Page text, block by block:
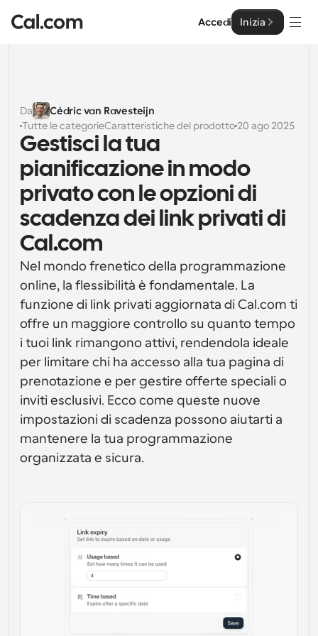
Accedi Inizia
Soluzioni
Per dimensione del team
Per individui
Pianificazione personale semplificata
Pianificazione collaborativa per gruppi
Caratteristiche potenti e integrazioni
Per le imprese
Soluzioni di programmazione a livello enterprise
Per caso
Reclutamento
Vendite
Istruzione
Supporto
Assistenza sanitaria
Impresa
Sviluppatore
Documentazione per Sviluppatori
Documentazione per la piattaforma Cal.com
API
Crea le tue integrazioni personalizzate con la nostra
API pubblica
Componenti di programmazione
Utilizza i nostri atomi react per aggiungere la
programmazione alla tua app
Crea Client OAuth
Integra Cal.com usando OAuth
Risorse
API
Crea le tue integrazioni personalizzate con la nostra
API pubblica
Integra con le tue app preferite
Eventi Collettivi
Pianifica eventi con più partecipanti
Documentazione di supporto
Hai bisogno di saperne di più sul nostro sistema?
Incorpora Cal.com nel tuo sito web
Fuori ufficio
Pianifica il tempo libero con facilità
Pagamenti
Cal.ai
Prezzo
Da
Cédric van Ravesteijn
Tutte le categorieCaratteristiche del prodotto 20 ago 2025
Gestisci la tua
pianificazione in modo
privato con le opzioni di
scadenza dei link privati di
Cal.com
Nel mondo frenetico della programmazione
online, la flessibilità è fondamentale. La
funzione di link privati aggiornata di Cal.com ti
offre un maggiore controllo su quanto tempo
i tuoi link rimangono attivi, rendendola ideale
per limitare chi ha accesso alla tua pagina di
prenotazione e per gestire offerte speciali o
inviti esclusivi. Ecco come queste nuove
impostazioni di scadenza possono aiutarti a
mantenere la tua programmazione
organizzata e sicura.